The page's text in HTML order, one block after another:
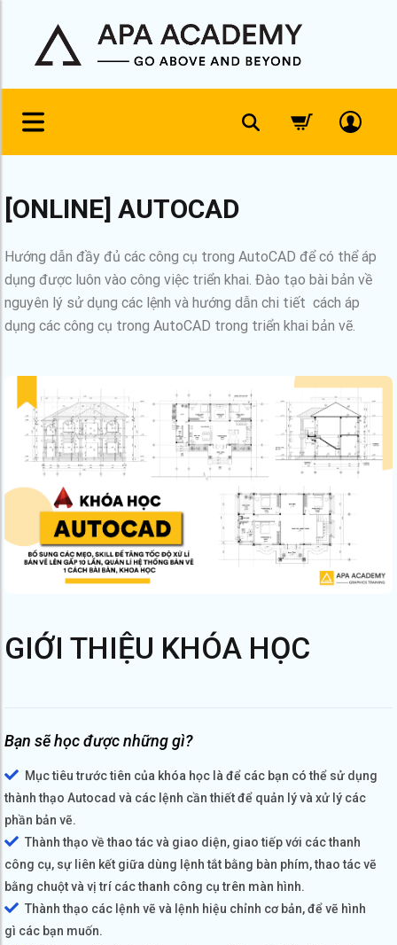
[ONLINE] AUTOCAD
Hướng dẫn đầy đủ các công cụ trong AutoCAD để có thể áp
dụng được luôn vào công việc triển khai. Đào tạo bài bản về
nguyên lý sử dụng các lệnh và hướng dẫn chi tiết cách áp
dụng các công cụ trong AutoCAD trong triển khai bản vẽ.
GIỚI THIỆU KHÓA HỌC
Bạn sẽ học được những gì?
Mục tiêu trước tiên của khóa học là để các bạn có thể sử dụng
thành thạo Autocad và các lệnh cần thiết để quản lý và xử lý các
phần bản vẽ.
Thành thạo về thao tác và giao diện, giao tiếp với các thanh
công cụ, sự liên kết giữa dùng lệnh tắt bằng bàn phím, thao tác vẽ
bằng chuột và vị trí các thanh công cụ trên màn hình.
Thành thạo các lệnh vẽ và lệnh hiệu chỉnh cơ bản, để vẽ hình
gì các bạn muốn.